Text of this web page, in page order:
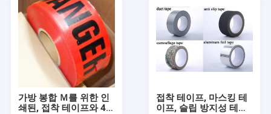
가방 봉합 Ｍ를 위한 인
쇄된, 접착 테이프와 48
접착 테이프, 마스킹 테
이프, 슬립 방지성 테이